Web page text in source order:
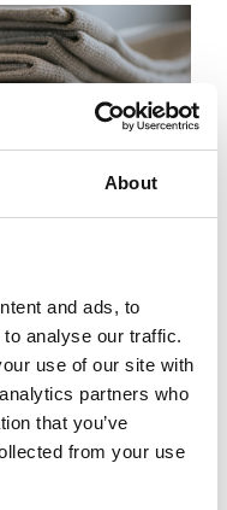
About
and ads, to
analyse our traffic.
use of our site with
partners who
that you’ve
from your use
vilket även innebär att
proverna. Efter avslutad
få tillbaka proverna och
ska stå
inte intresserad av att
att agenten får behålla
dem.